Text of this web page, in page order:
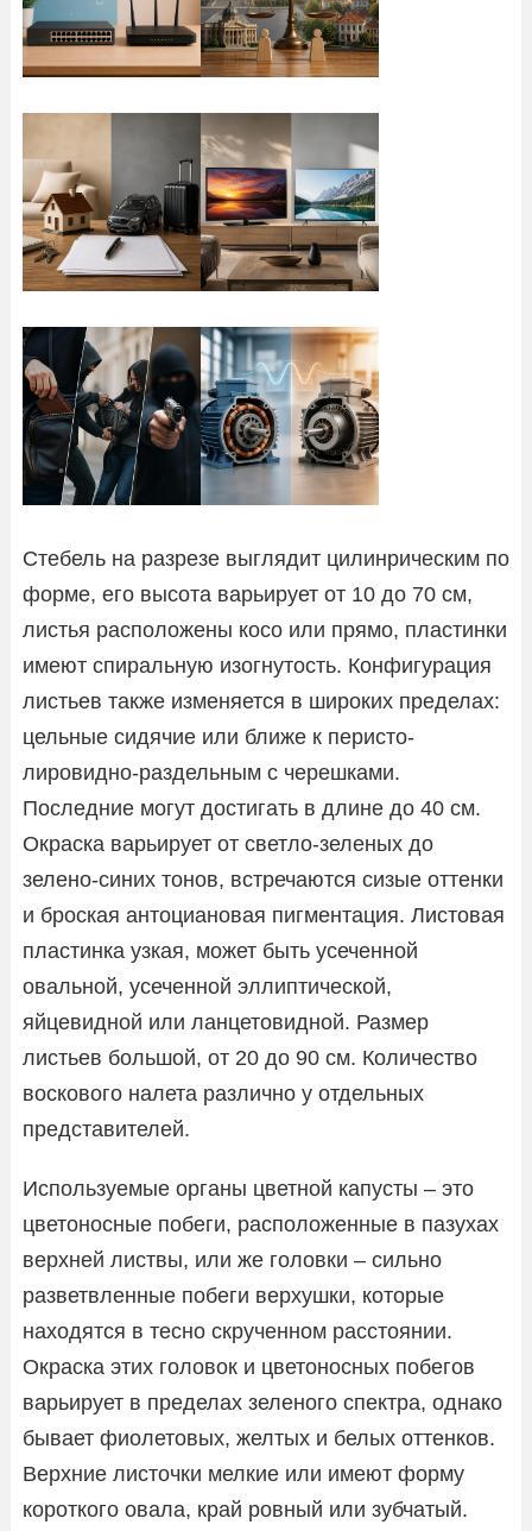
Стебель на разрезе выглядит цилинрическим по
форме, его высота варьирует от 10 до 70 см,
листья расположены косо или прямо, пластинки
имеют спиральную изогнутость. Конфигурация
листьев также изменяется в широких пределах:
цельные сидячие или ближе к перисто-
лировидно-раздельным с черешками.
Последние могут достигать в длине до 40 см.
Окраска варьирует от светло-зеленых до
зелено-синих тонов, встречаются сизые оттенки
и броская антоциановая пигментация. Листовая
пластинка узкая, может быть усеченной
овальной, усеченной эллиптической,
яйцевидной или ланцетовидной. Размер
листьев большой, от 20 до 90 см. Количество
воскового налета различно у отдельных
представителей.
Используемые органы цветной капусты – это
цветоносные побеги, расположенные в пазухах
верхней листвы, или же головки – сильно
разветвленные побеги верхушки, которые
находятся в тесно скрученном расстоянии.
Окраска этих головок и цветоносных побегов
варьирует в пределах зеленого спектра, однако
бывает фиолетовых, желтых и белых оттенков.
Верхние листочки мелкие или имеют форму
короткого овала, край ровный или зубчатый.